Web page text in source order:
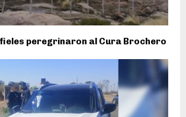
fieles peregrinaron al Cura Brochero